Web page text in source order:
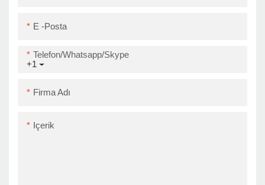
E -posta
+1
Telefon/Whatsapp/Skype
Firma Adı
Içerik